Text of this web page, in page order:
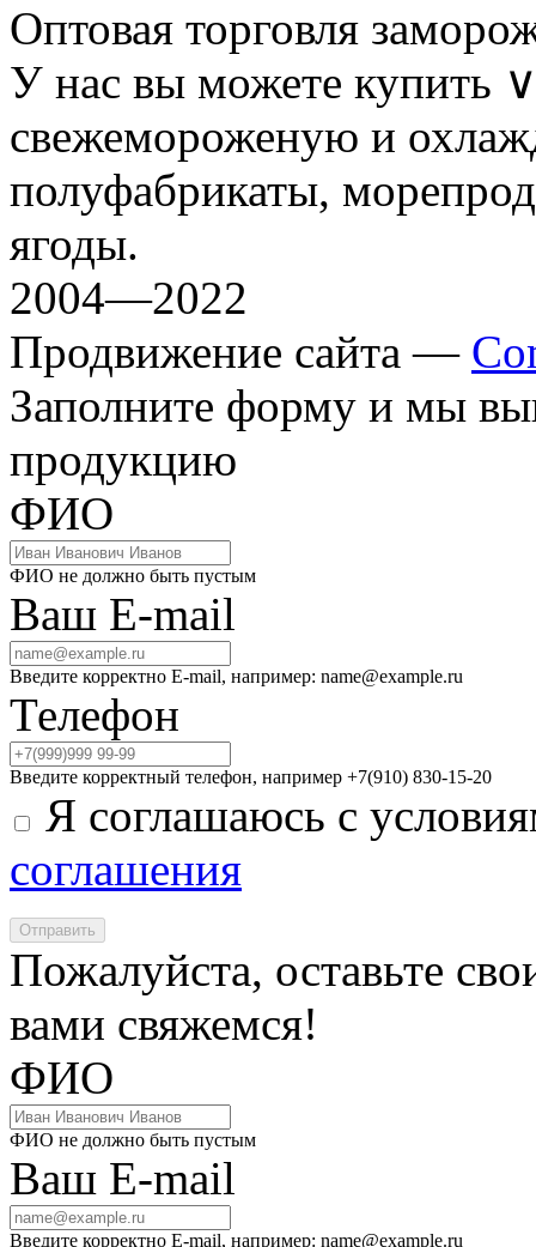
Оптовая торговля
У нас вы можете купить
свежемороженую и
полуфабрикаты,
ягоды.
2004—2022
Продвижение сайта —
Заполните форму и мы
продукцию
ФИО
ФИО не должно быть пустым
Ваш E-mail
Введите корректно E-mail, например: name@example.ru
Телефон
Введите корректный телефон, например +7(910) 830-15-20
Я соглашаюсь с
соглашения
Отправить
Пожалуйста, оставьте
вами свяжемся!
ФИО
ФИО не должно быть пустым
Ваш E-mail
Введите корректно E-mail, например: name@example.ru